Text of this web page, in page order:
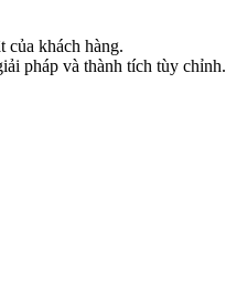
của khách hàng.
pháp và thành tích tùy chỉnh.